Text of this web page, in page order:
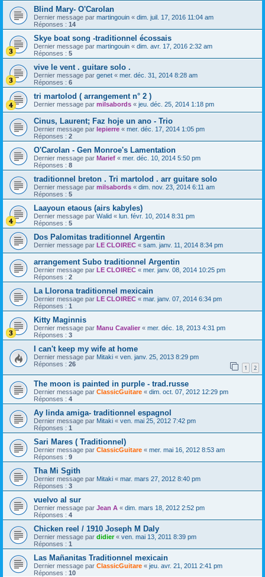
Blind Mary- O'Carolan
Dernier message par martingouin « dim. juil. 17, 2016 11:04 am
Réponses : 14
Skye boat song -traditionnel écossais
Dernier message par martingouin « dim. avr. 17, 2016 2:32 am
Réponses : 5
vive le vent . guitare solo .
Dernier message par genet « mer. déc. 31, 2014 8:28 am
Réponses : 6
tri martolod ( arrangement n° 2 )
Dernier message par milsabords « jeu. déc. 25, 2014 1:18 pm
Cinus, Laurent; Faz hoje un ano - Trio
Dernier message par lepierre « mer. déc. 17, 2014 1:05 pm
Réponses : 2
O'Carolan - Gen Monroe's Lamentation
Dernier message par Marief « mer. déc. 10, 2014 5:50 pm
Réponses : 8
traditionnel breton . Tri martolod . arr guitare solo
Dernier message par milsabords « dim. nov. 23, 2014 6:11 am
Réponses : 5
Laayoun etaous (airs kabyles)
Dernier message par Walid « lun. févr. 10, 2014 8:31 pm
Réponses : 5
Dos Palomitas traditionnel Argentin
Dernier message par LE CLOIREC « sam. janv. 11, 2014 8:34 pm
arrangement Subo traditionnel Argentin
Dernier message par LE CLOIREC « mer. janv. 08, 2014 10:25 pm
Réponses : 2
La Llorona traditionnel mexicain
Dernier message par LE CLOIREC « mar. janv. 07, 2014 6:34 pm
Réponses : 1
Kitty Maginnis
Dernier message par Manu Cavalier « mer. déc. 18, 2013 4:31 pm
Réponses : 3
I can't keep my wife at home
Dernier message par Mitaki « ven. janv. 25, 2013 8:29 pm
Réponses : 26 1 2
The moon is painted in purple - trad.russe
Dernier message par ClassicGuitare « dim. oct. 07, 2012 12:29 pm
Réponses : 4
Ay linda amiga- traditionnel espagnol
Dernier message par Mitaki « ven. mai 25, 2012 7:42 pm
Réponses : 1
Sari Mares ( Traditionnel)
Dernier message par ClassicGuitare « mer. mai 16, 2012 8:53 am
Réponses : 9
Tha Mi Sgith
Dernier message par Mitaki « mar. mars 27, 2012 8:40 pm
Réponses : 3
vuelvo al sur
Dernier message par Jean A « dim. mars 18, 2012 2:52 pm
Réponses : 4
Chicken reel / 1910 Joseph M Daly
Dernier message par didier« ven. mai 13, 2011 8:39 pm
Réponses : 1
Las Mañanitas Traditionnel mexicain
Dernier message par ClassicGuitare « jeu. avr. 21, 2011 2:41 pm
Réponses : 10